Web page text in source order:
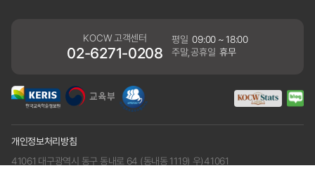
KOCW 고객센터
02-6271-0208
평일 09:00 ~ 18:00
주말,공휴일 휴무
개인정보처리방침
41061 대구광역시 동구 동내로 64 (동내동 1119) 우)41061